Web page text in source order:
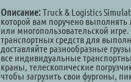
Описание:Truck & Logistics
которой вам поручено выполнять
или многопользовательской
транспортных средств для
доставляйте разнообразные
все индивидуальные
краны, телескопические
чтобы загрузить свои фургоны,